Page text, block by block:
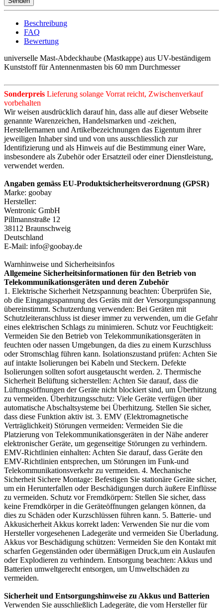
Beschreibung
FAQ
Bewertung
universelle Mast-Abdeckhaube (Mastkappe) aus UV-beständigem
Kunststoff für Antennenmasten bis 60 mm Durchmesser
Sonderpreis Lieferung solange Vorrat reicht, Zwischenverkauf
vorbehalten
Wir weisen ausdrücklich darauf hin, dass alle auf dieser Webseite
genannte Warenzeichen, Handelsmarken und -zeichen,
Herstellernamen und Artikelbezeichnungen das Eigentum ihrer
jeweiligen Inhaber sind und von uns ausschliesslich zur
Identifizierung und als Hinweis auf die Bestimmung einer Ware,
insbesondere als Zubehör oder Ersatzteil oder einer Dienstleistung,
verwendet werden.
Angaben gemäss EU-Produktsicherheitsverordnung (GPSR)
Marke: goobay
Hersteller:
Wentronic GmbH
Pillmannstraße 12
38112 Braunschweig
Deutschland
E-Mail: info@goobay.de
Warnhinweise und Sicherheitsinfos
Allgemeine Sicherheitsinformationen für den Betrieb von
Telekommunikationsgeräten und deren Zubehör
1. Elektrische Sicherheit Netzspannung beachten: Überprüfen Sie,
ob die Eingangsspannung des Geräts mit der Versorgungsspannung
übereinstimmt. Schutzerdung verwenden: Bei Geräten mit
Schutzleiteranschluss ist dieser immer zu verwenden, um die Gefahr
eines elektrischen Schlags zu minimieren. Schutz vor Feuchtigkeit:
Vermeiden Sie den Betrieb von Telekommunikationsgeräten in
feuchten oder nassen Umgebungen, da dies zu einem Kurzschluss
oder Stromschlag führen kann. Isolationszustand prüfen: Achten Sie
auf intakte Isolierungen bei Kabeln und Steckern. Defekte
Isolierungen sollten sofort ausgetauscht werden. 2. Thermische
Sicherheit Belüftung sicherstellen: Achten Sie darauf, dass die
Lüftungsöffnungen der Geräte nicht blockiert sind, um Überhitzung
zu vermeiden. Überhitzungsschutz: Viele Geräte verfügen über
automatische Abschaltsysteme bei Überhitzung. Stellen Sie sicher,
dass diese Funktion aktiv ist. 3. EMV (Elektromagnetische
Verträglichkeit) Störungen vermeiden: Vermeiden Sie die
Platzierung von Telekommunikationsgeräten in der Nähe anderer
elektronischer Geräte, um gegenseitige Störungen zu verhindern.
EMV-Richtlinien einhalten: Achten Sie darauf, dass Geräte den
EMV-Richtlinien entsprechen, um Störungen im Funk-und
Telekommunikationsverkehr zu vermeiden. 4. Mechanische
Sicherheit Sichere Montage: Befestigen Sie stationäre Geräte sicher,
um ein Herunterfallen oder Beschädigungen durch äußere Einflüsse
zu vermeiden. Schutz vor Fremdkörpern: Stellen Sie sicher, dass
keine Fremdkörper in die Geräteöffnungen gelangen können, da
dies zu Schäden oder Kurzschlüssen führen kann. 5. Batterie- und
Akkusicherheit Akkus korrekt laden: Verwenden Sie nur die vom
Hersteller vorgesehenen Ladegeräte und vermeiden Sie Überladung.
Akkus vor Beschädigung schützen: Vermeiden Sie den Kontakt mit
scharfen Gegenständen oder übermäßigen Druck,um ein Auslaufen
oder Explodieren zu verhindern. Entsorgung beachten: Akkus und
Batterien umweltgerecht entsorgen, um Umweltschäden zu
vermeiden.
Sicherheit und Entsorgungshinweise zu Akkus und Batterien
Verwenden Sie ausschließlich Ladegeräte, die vom Hersteller für